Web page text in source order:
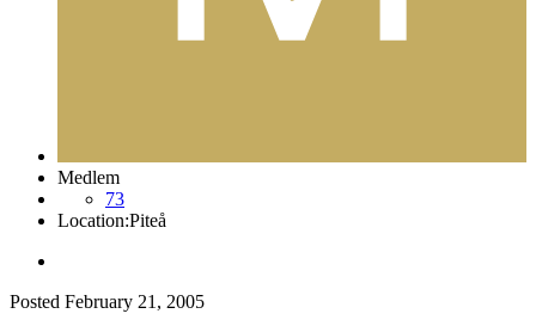
Medlem
73
Location:Piteå
Posted February 21, 2005